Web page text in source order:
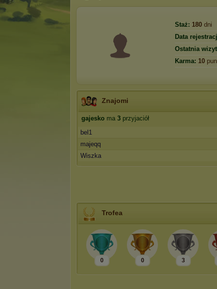
Staż: 180 dni
Data
Ostatnia
Karma: 10
Znajomi
gajesko ma 3 przyjaciół
bel1
majeqq
Wiszka
Trofea
0 0 3